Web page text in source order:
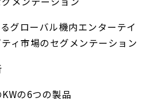
グローバル機内エンターテイ
ィ市場のセグメンテーション
の6つの製品